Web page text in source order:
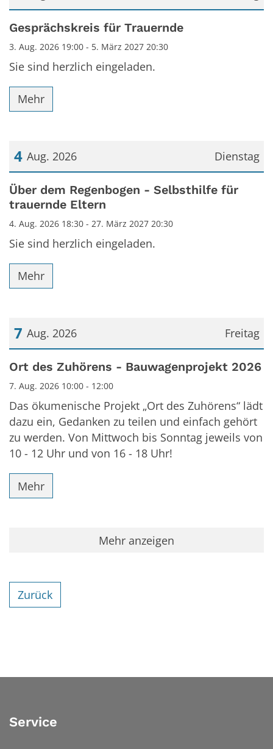
Datum: 3. August 2026
Gesprächskreis für Trauernde
3. Aug. 2026 19:00 - 5. März 2027 20:30
Sie sind herzlich eingeladen.
Mehr
Dienstag
4 Aug. 2026
Datum: 4. August 2026
Über dem Regenbogen - Selbsthilfe für
trauernde Eltern
4. Aug. 2026 18:30 - 27. März 2027 20:30
Sie sind herzlich eingeladen.
Mehr
Freitag
7 Aug. 2026
Datum: 7. August 2026
Ort des Zuhörens - Bauwagenprojekt 2026
7. Aug. 2026 10:00 - 12:00
Das ökumenische Projekt „Ort des Zuhörens“ lädt
dazu ein, Gedanken zu teilen und einfach gehört
zu werden. Von Mittwoch bis Sonntag jeweils von
10 - 12 Uhr und von 16 - 18 Uhr!
Mehr
Mehr anzeigen
Zurück
Service